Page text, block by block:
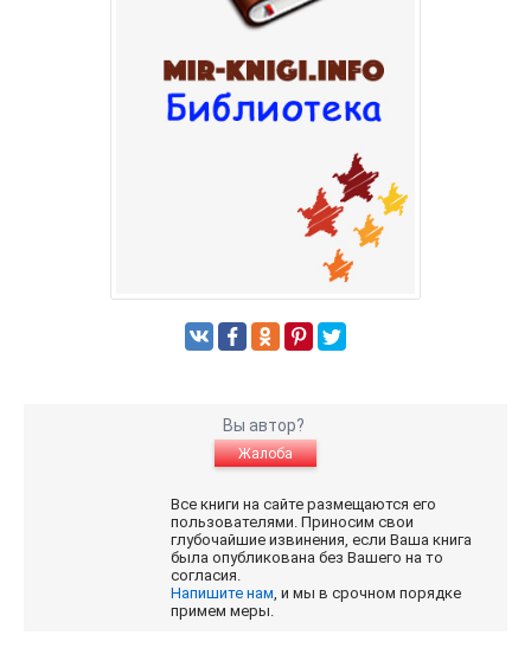
Вы автор?
Жалоба
Все книги на сайте размещаются его
пользователями. Приносим свои
глубочайшие извинения, если Ваша книга
была опубликована без Вашего на то
согласия.
Напишите нам, и мы в срочном порядке
примем меры.